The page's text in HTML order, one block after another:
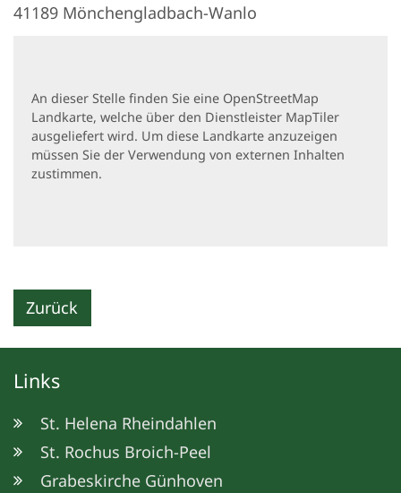
41189 Mönchengladbach-Wanlo
An dieser Stelle finden Sie eine OpenStreetMap
Landkarte, welche über den Dienstleister MapTiler
ausgeliefert wird. Um diese Landkarte anzuzeigen
müssen Sie der Verwendung von externen Inhalten
zustimmen.
Zurück
Links
St. Helena Rheindahlen
St. Rochus Broich-Peel
Grabeskirche Günhoven